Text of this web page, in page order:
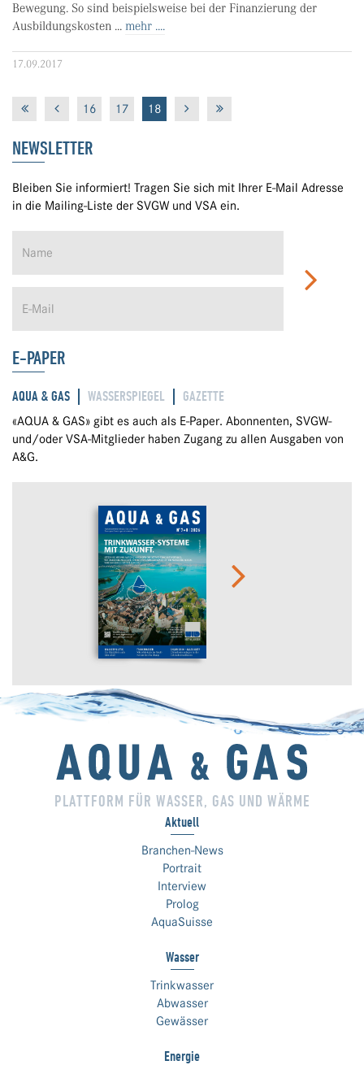
Bewegung. So sind beispielsweise bei der Finanzierung der
Ausbildungskosten ... mehr ....
17.09.2017
16 17 18
NEWSLETTER
Bleiben Sie informiert! Tragen Sie sich mit Ihrer E-Mail Adresse
in die Mailing-Liste der SVGW und VSA ein.
E-PAPER
AQUA & GAS WASSERSPIEGEL GAZETTE
«AQUA & GAS» gibt es auch als E-Paper. Abonnenten, SVGW-
und/oder VSA-Mitglieder haben Zugang zu allen Ausgaben von
A&G.
PLATTFORM FÜR WASSER, GAS UND WÄRME
Aktuell
Branchen-News
Portrait
Interview
Prolog
AquaSuisse
Wasser
Trinkwasser
Abwasser
Gewässer
Energie